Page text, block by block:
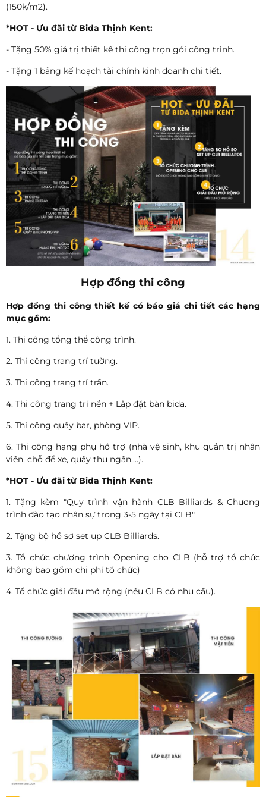
(150k/m2).
*HOT - Ưu đãi từ Bida Thịnh Kent:
- Tặng 50% giá trị thiết kế thi công trọn gói công trình.
- Tặng 1 bảng kế hoạch tài chính kinh doanh chi tiết.
Hợp đồng thi công
Hợp đồng thi công thiết kế có báo giá chi tiết các hạng
mục gồm:
1. Thi công tổng thể công trình.
2. Thi công trang trí tường.
3. Thi công trang trí trần.
4. Thi công trang trí nền + Lắp đặt bàn bida.
5. Thi công quầy bar, phòng VIP.
6. Thi công hạng phụ hỗ trợ (nhà vệ sinh, khu quản trị nhân
viên, chỗ để xe, quầy thu ngân,...).
*HOT - Ưu đãi từ Bida Thịnh Kent:
1. Tặng kèm "Quy trình vận hành CLB Billiards & Chương
trình đào tạo nhân sự trong 3-5 ngày tại CLB"
2. Tặng bộ hồ sơ set up CLB Billiards.
3. Tổ chức chương trình Opening cho CLB (hỗ trợ tổ chức
không bao gồm chi phí tổ chức)
4. Tổ chức giải đấu mở rộng (nếu CLB có nhu cầu).